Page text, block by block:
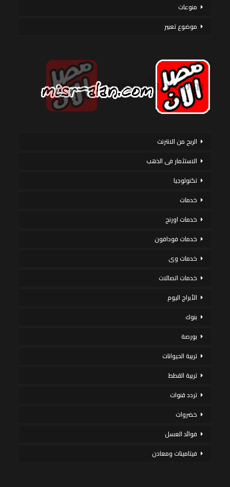
منوعات
موضوع تعبير
الربح من الانترنت
الاستثمار فى الذهب
تكنولوجيا
خدمات
خدمات اورنج
خدمات فودافون
خدمات وى
خدمات اتصالات
الأبراج اليوم
بنوك
بورصة
تربية الحيوانات
تربية القطط
تردد قنوات
خضروات
فوائد العسل
فيتامينات ومعادن